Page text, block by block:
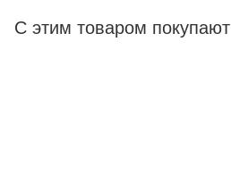
С этим товаром покупают